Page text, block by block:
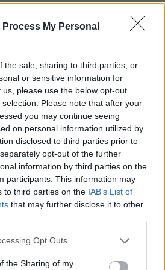
Process My Personal
the sale, sharing to third parties, or
or sensitive information for
please use the below opt-out
Please note that after your
you may continue seeing
on personal information utilized by
disclosed to third parties prior to
opt-out of the further
information by third parties on the
participants. This information may
to third parties on the IAB’s List of
that may further disclose it to other
Opt Outs
the Sharing of my
momento la lista de espera era de 8
y acabe comprando mi coche en
una percepción.. pero la verdad.. no fue
del 2004
un a3 nuevo y he ido a los dos al
reus. El de reus me atendio muy bien
poco informal como suelo ir siempre y
precio me hizo un 7.5% pero el precio
apesar de eso era muy buen
fue el primero ke fui y el trato muy